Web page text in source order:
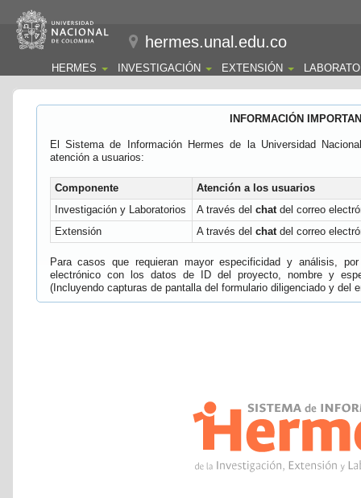
hermes.unal.edu.co
HERMES INVESTIGACIÓN EXTENSIÓN
INFORMACIÓN
El Sistema de Información Hermes de la Universidad
atención a usuarios:
Componente
Atención a los usuarios
Investigación y Laboratorios
A través del chatdel correo
Extensión
A través del chatdel correo
Para casos que requieran mayor especificidad y análisis,
electrónico con los datos de ID del proyecto, nombre y
(Incluyendo capturas de pantalla del formulario diligenciado y del